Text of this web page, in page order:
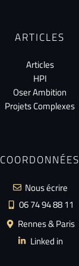
ARTICLES
Articles
HPI
Oser Ambition
Projets Complexes
COORDONNÉES
Nous écrire
06 74 94 88 11
Rennes & Paris
Linked in